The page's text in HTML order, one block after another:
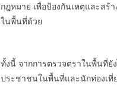
กฎหมาย เพื่อป้องกันเหตุและสร้
ในพื้นที่ด้วย
ทั้งนี้ จากการตรวจตราในพื้นที่ยั
ประชาชนในพื้นที่และนักท่องเที่